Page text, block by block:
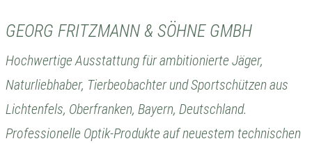
GEORG FRITZMANN & SÖHNE GMBH
Hochwertige Ausstattung für ambitionierte Jäger,
Naturliebhaber, Tierbeobachter und Sportschützen aus
Lichtenfels, Oberfranken, Bayern, Deutschland.
Professionelle Optik-Produkte auf neuestem technischen